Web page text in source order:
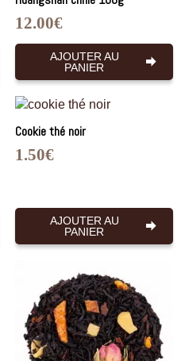
12.00€
AJOUTER AU
PANIER
Cookie thé noir
1.50€
AJOUTER AU
PANIER